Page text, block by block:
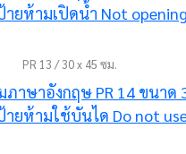
PR 13 / 30 x 45 ซม.